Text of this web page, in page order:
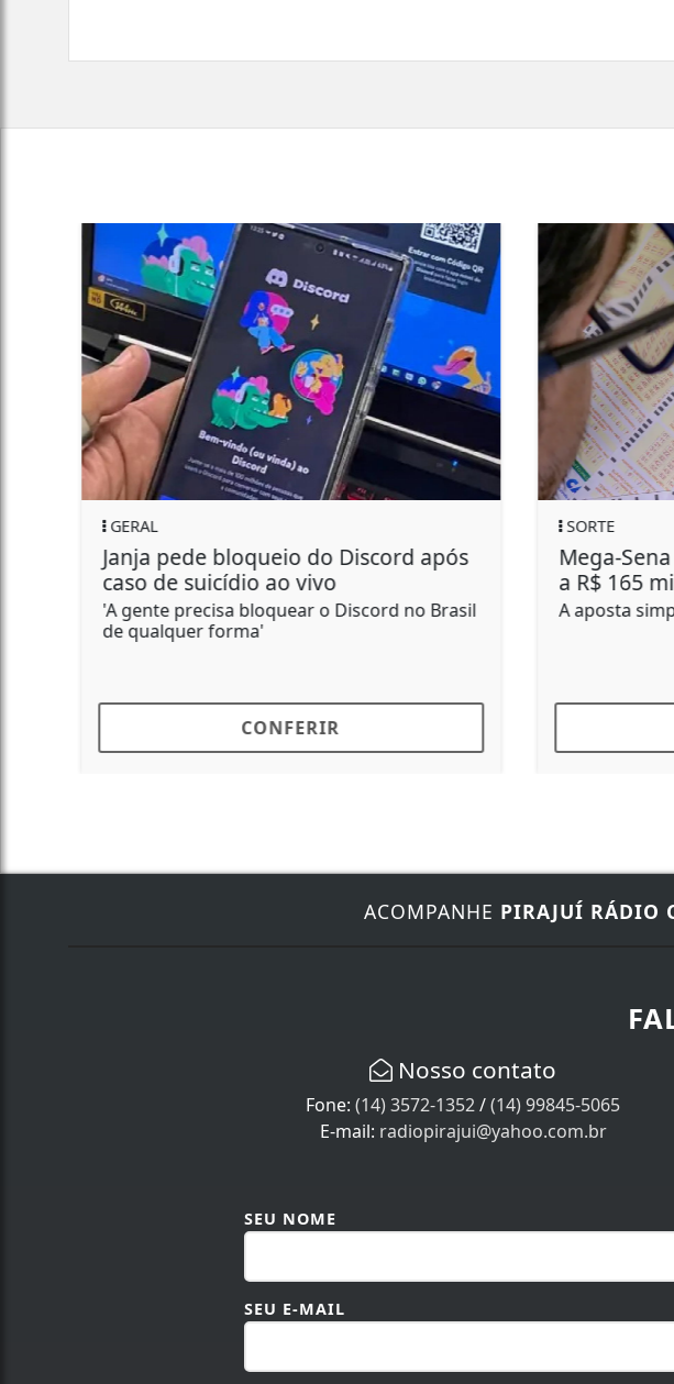
GERAL
Janja pede bloqueio do Discord após
caso de suicídio ao vivo
'A gente precisa bloquear o Discord no Brasil
de qualquer forma'
CONFERIR
SORTE
Mega-
a R$ 165
A aposta
ACOMPANHE PIRAJUÍ RÁDIO
Nosso contato
Fone:(14) 3572-1352/(14) 99845-5065
E-mail: radiopirajui@yahoo.com.br
SEU NOME
SEU E-MAIL